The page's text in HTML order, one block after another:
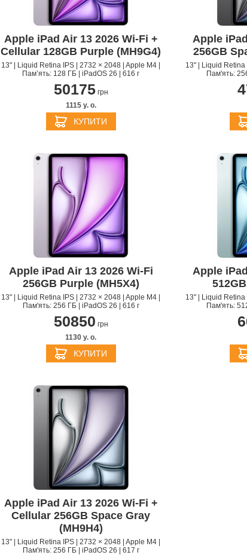
APPLE IPHONE 14 PRO
Apple iPad Air 13 2026 Wi‑Fi +
Cellular 128GB Purple (MH9G4)
13" | Liquid Retina IPS | 2732 × 2048 | Apple M4 |
Пам’ять: 128 ГБ | iPadOS 26 | 616 г
50175грн
1115 y. о.
КУПИТИ
Apple
256GB
13" | Liquid Retina
Пам'ять:
Apple iPad Air 13 2026 Wi‑Fi
256GB Purple (MH5X4)
13" | Liquid Retina IPS | 2732 × 2048 | Apple M4 |
Пам'ять: 256 ГБ | iPadOS 26 | 616 г
50850 грн
1130 y. о.
КУПИТИ
Apple
13" | Liquid Retina
Пам'ять:
Apple iPad Air 13 2026 Wi-Fi +
Cellular 256GB Space Gray
(MH9H4)
13" | Liquid Retina IPS | 2732 × 2048 | Apple M4 |
Пам'ять: 256 ГБ | iPadOS 26 | 617 г